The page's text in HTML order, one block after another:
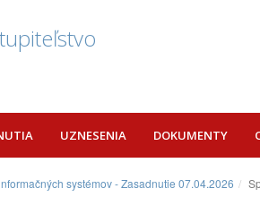
UZNESENIA DOKUMENTY
systémov - Zasadnutie 07.04.2026